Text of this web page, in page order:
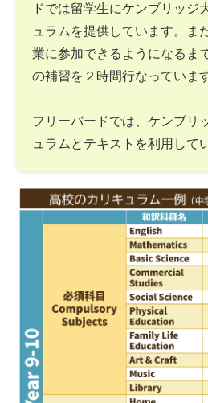
ドでは留学生にケンブリッジ
ュラムを提供しています。ま
業に参加できるようになるま
の補習を２時間行なっています
フリーバードでは、ケンブリ
ュラムとテキストを利用して